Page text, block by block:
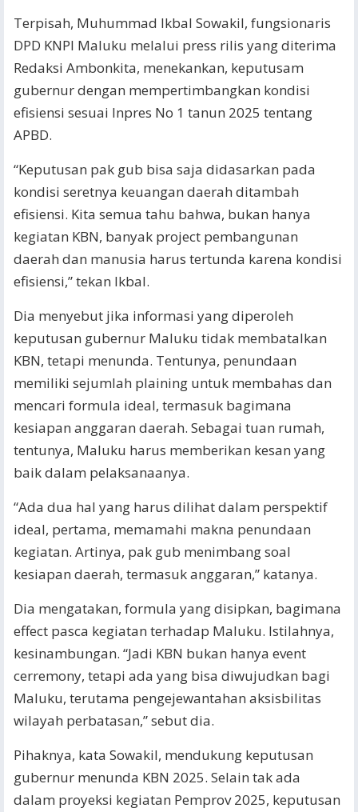
Terpisah, Muhummad Ikbal Sowakil, fungsionaris
DPD KNPI Maluku melalui press rilis yang diterima
Redaksi Ambonkita, menekankan, keputusam
gubernur dengan mempertimbangkan kondisi
efisiensi sesuai Inpres No 1 tanun 2025 tentang
APBD.
“Keputusan pak gub bisa saja didasarkan pada
kondisi seretnya keuangan daerah ditambah
efisiensi. Kita semua tahu bahwa, bukan hanya
kegiatan KBN, banyak project pembangunan
daerah dan manusia harus tertunda karena kondisi
efisiensi,” tekan Ikbal.
Dia menyebut jika informasi yang diperoleh
keputusan gubernur Maluku tidak membatalkan
KBN, tetapi menunda. Tentunya, penundaan
memiliki sejumlah plaining untuk membahas dan
mencari formula ideal, termasuk bagimana
kesiapan anggaran daerah. Sebagai tuan rumah,
tentunya, Maluku harus memberikan kesan yang
baik dalam pelaksanaanya.
“Ada dua hal yang harus dilihat dalam perspektif
ideal, pertama, memamahi makna penundaan
kegiatan. Artinya, pak gub menimbang soal
kesiapan daerah, termasuk anggaran,” katanya.
Dia mengatakan, formula yang disipkan, bagimana
effect pasca kegiatan terhadap Maluku. Istilahnya,
kesinambungan. “Jadi KBN bukan hanya event
cerremony, tetapi ada yang bisa diwujudkan bagi
Maluku, terutama pengejewantahan aksisbilitas
wilayah perbatasan,” sebut dia.
Pihaknya, kata Sowakil, mendukung keputusan
gubernur menunda KBN 2025. Selain tak ada
dalam proyeksi kegiatan Pemprov 2025, keputusan